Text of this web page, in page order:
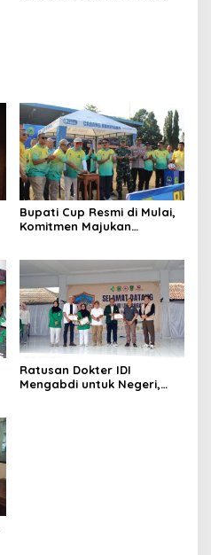
Bupati Cup Resmi di Mulai,
Komitmen Majukan
Ratusan Dokter IDI
Mengabdi untuk Negeri,